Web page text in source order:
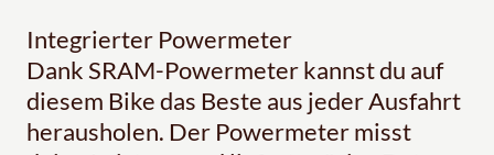
Integrierter Powermeter
Dank SRAM-Powermeter kannst du auf
diesem Bike das Beste aus jeder Ausfahrt
herausholen. Der Powermeter misst